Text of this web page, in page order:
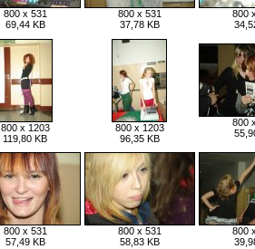
800 x 531
69,44 KB
800 x 531
37,78 KB
800
800 x 1203
119,80 KB
800 x 1203
96,35 KB
800
800 x 531
57,49 KB
800 x 531
58,83 KB
800